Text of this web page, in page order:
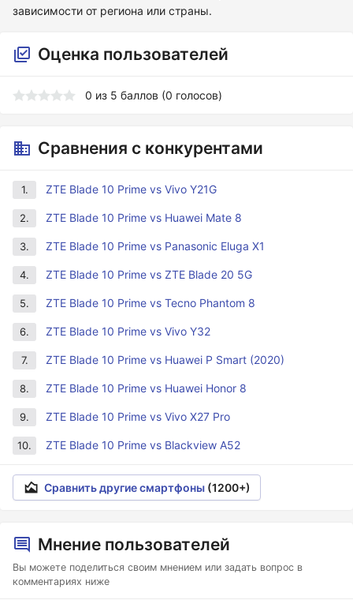
зависимости от региона или страны.
Оценка пользователей
0 из 5 баллов (0 голосов)
Сравнения с конкурентами
1. ZTE Blade 10 Prime vs Vivo Y21G
2. ZTE Blade 10 Prime vs Huawei Mate 8
3. ZTE Blade 10 Prime vs Panasonic Eluga X1
4. ZTE Blade 10 Prime vs ZTE Blade 20 5G
5. ZTE Blade 10 Prime vs Tecno Phantom 8
6. ZTE Blade 10 Prime vs Vivo Y32
7. ZTE Blade 10 Prime vs Huawei P Smart (2020)
8. ZTE Blade 10 Prime vs Huawei Honor 8
9. ZTE Blade 10 Prime vs Vivo X27 Pro
10. ZTE Blade 10 Prime vs Blackview A52
Сравнить другие смартфоны (1200+)
Мнение пользователей
Вы можете поделиться своим мнением или задать вопрос в
комментариях ниже